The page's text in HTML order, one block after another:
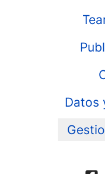
Datos